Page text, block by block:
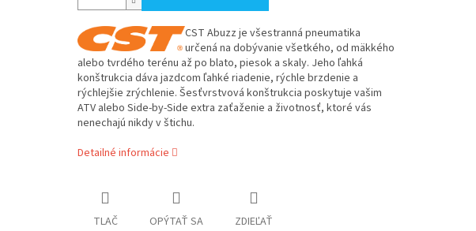
CST Abuzz je všestranná pneumatika
určená na dobývanie všetkého, od mäkkého
alebo tvrdého terénu až po blato, piesok a skaly. Jeho ľahká
konštrukcia dáva jazdcom ľahké riadenie, rýchle brzdenie a
rýchlejšie zrýchlenie. Šesťvrstvová konštrukcia poskytuje vašim
ATV alebo Side-by-Side extra zaťaženie a životnosť, ktoré vás
nenechajú nikdy v štichu.
Detailné informácie
TLAČ OPÝTAŤ SA ZDIEĽAŤ